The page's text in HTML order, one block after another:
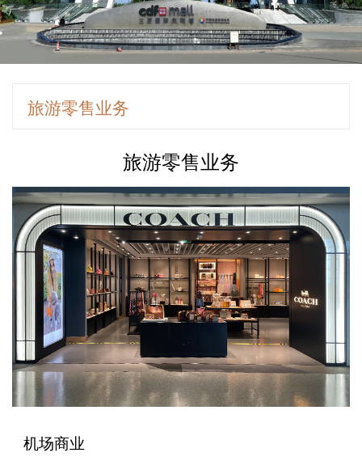
旅游零售业务
旅游零售业务
机场商业